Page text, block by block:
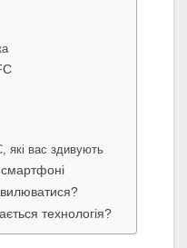
які вас здивують
технологія?